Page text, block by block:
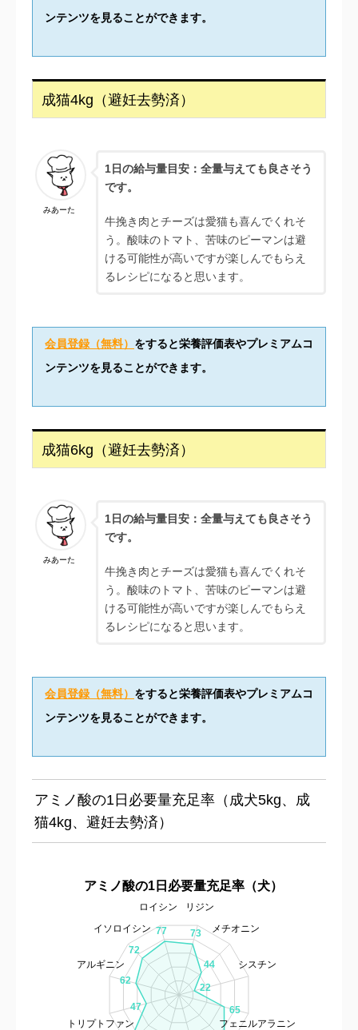
ンテンツを見ることができます。
成猫4kg（避妊去勢済）
みあーた
1日の給与量目安：全量与えても良さそう
です。
牛挽き肉とチーズは愛猫も喜んでくれそ
う。酸味のトマト、苦味のピーマンは避
ける可能性が高いですが楽しんでもらえ
るレシピになると思います。
会員登録（無料） をすると栄養評価表やプレミアムコ
ンテンツを見ることができます。
成猫6kg（避妊去勢済）
みあーた
1日の給与量目安：全量与えても良さそう
です。
牛挽き肉とチーズは愛猫も喜んでくれそ
う。酸味のトマト、苦味のピーマンは避
ける可能性が高いですが楽しんでもらえ
るレシピになると思います。
会員登録（無料） をすると栄養評価表やプレミアムコ
ンテンツを見ることができます。
アミノ酸の1日必要量充足率（成犬5kg、成
猫4kg、避妊去勢済）
アミノ酸の1日必要量充足率（犬）
62
72
77 73
44
22
65
47
アルギニン
イソロイシン
ロイシン
リジン
メチオニン
シスチン
フェニルアラニン
トリプトファン